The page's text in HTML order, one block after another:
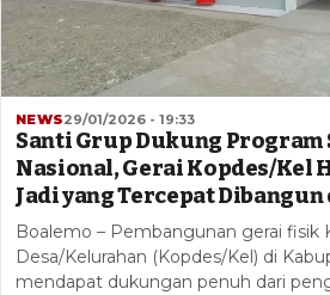
NEWS29/01/2026 - 19:33
Santi Grup Dukung
Nasional, Gerai Kopdes/Kel
Jadi yang Tercepat
Boalemo – Pembangunan gerai fisik
Desa/Kelurahan (Kopdes/Kel) di
mendapat dukungan penuh dari